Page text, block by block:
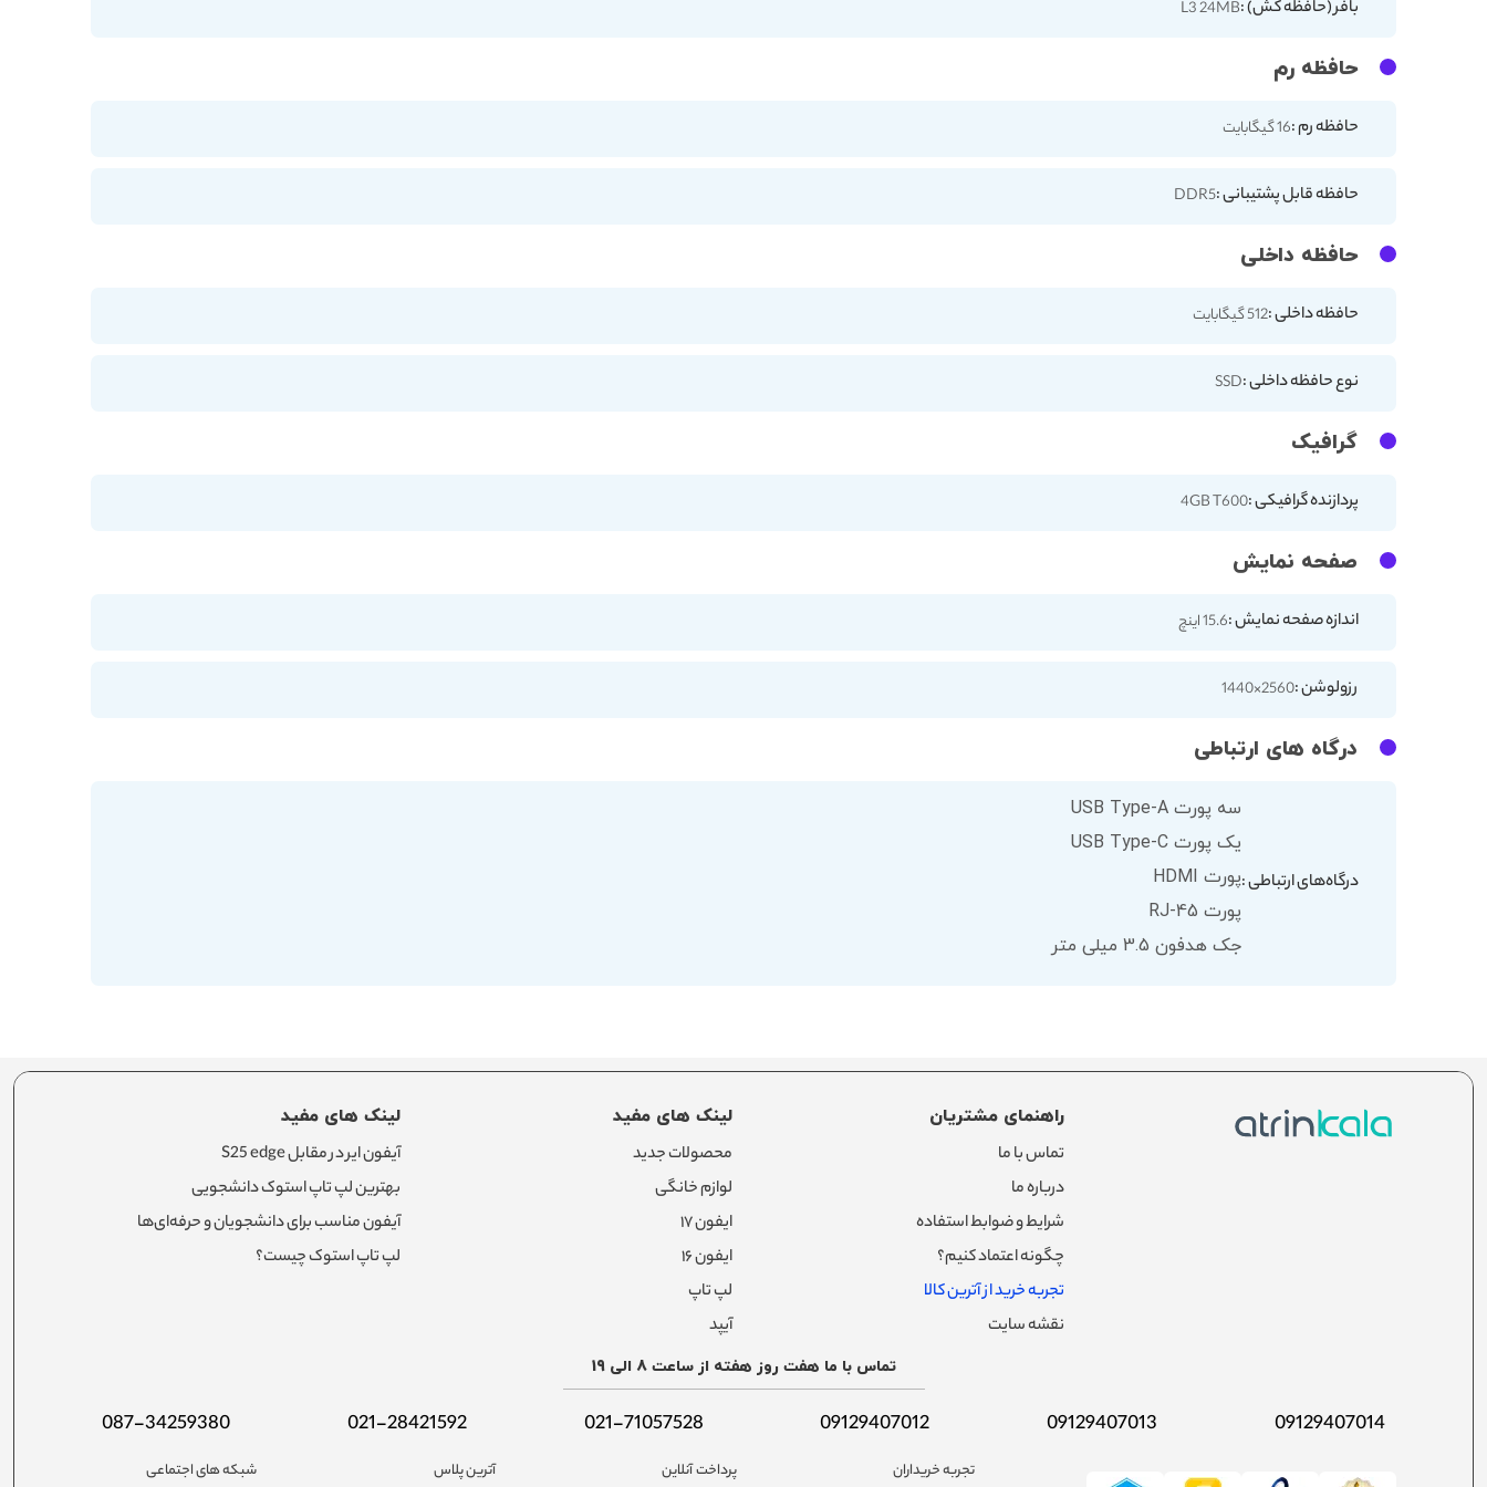
بافر (حافظه کش) :L3 24MB
حافظه رم
حافظه رم :16 گیگابایت
حافظه قابل پشتیبانی :DDR5
حافظه داخلی
حافظه داخلی :512 گیگابایت
نوع حافظه داخلی :SSD
گرافیک
پردازنده گرافیکی :4GB T600
صفحه نمایش
اندازه صفحه نمایش :15.6 اینچ
رزولوشن :2560×1440
درگاه های ارتباطی
درگاه‌های ارتباطی :
سه پورت USB Type-A
یک پورت USB Type-C
پورت HDMI
پورت RJ-45
جک هدفون 3.5 میلی متر
راهنمای مشتریان
تماس با ما
درباره ما
شرایط و ضوابط استفاده
چگونه اعتماد کنیم؟
تجربه خرید از آترین کالا
نقشه سایت
لینک های مفید
محصولات جدید
لوازم خانگی
ایفون ۱۷
ایفون ۱۶
لپ تاپ
آیپد
لینک های مفید
آیفون ایر در مقابل S25 edge
بهترین لپ تاپ استوک دانشجویی
آیفون مناسب برای دانشجویان و حرفه‌ای‌ها
لپ تاپ استوک چیست؟
تماس با ما هفت روز هفته از ساعت 8 الی 19
09129407014
09129407013
09129407012
021-71057528
021-28421592
087-34259380
تجربه خریداران پرداخت آنلاین آترین پلاس شبکه های اجتماعی